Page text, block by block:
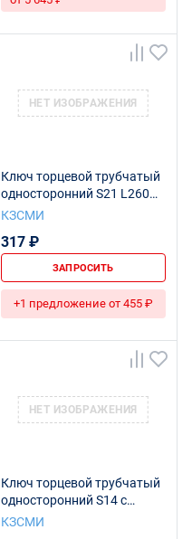
НЕТ ИЗОБРАЖЕНИЯ
Ключ торцевой трубчатый
односторонний S21 L260
исп.2 с фикс. Ц15хр.бцв.
КЗСМИ
317 ₽
ЗАПРОСИТЬ
+1 предложение от 455 ₽
НЕТ ИЗОБРАЖЕНИЯ
Ключ торцевой трубчатый
односторонний S14 с
воротком Ц15хр.бцв.
КЗСМИ